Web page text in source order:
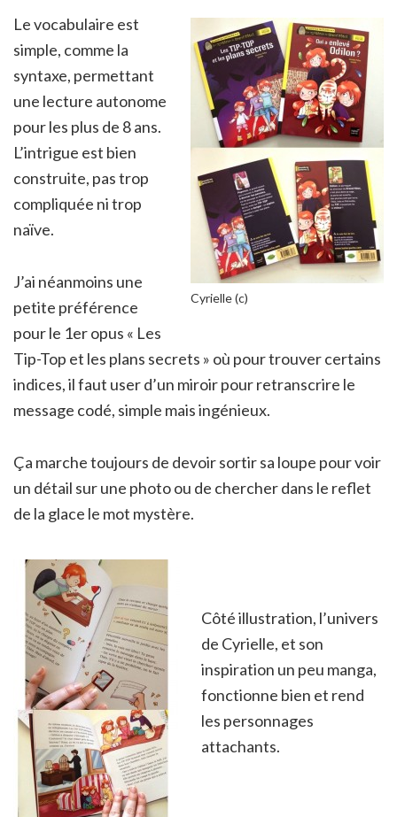
Cyrielle (c)
Le vocabulaire est
simple, comme la
syntaxe, permettant
une lecture autonome
pour les plus de 8 ans.
L’intrigue est bien
construite, pas trop
compliquée ni trop
naïve.
J’ai néanmoins une
petite préférence
pour le 1er opus « Les
Tip-Top et les plans secrets » où pour trouver certains
indices, il faut user d’un miroir pour retranscrire le
message codé, simple mais ingénieux.
Ça marche toujours de devoir sortir sa loupe pour voir
un détail sur une photo ou de chercher dans le reflet
de la glace le mot mystère.
Côté illustration, l’univers
de Cyrielle, et son
inspiration un peu manga,
fonctionne bien et rend
les personnages
attachants.